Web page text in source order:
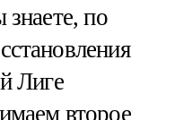
по
Лиге
второе